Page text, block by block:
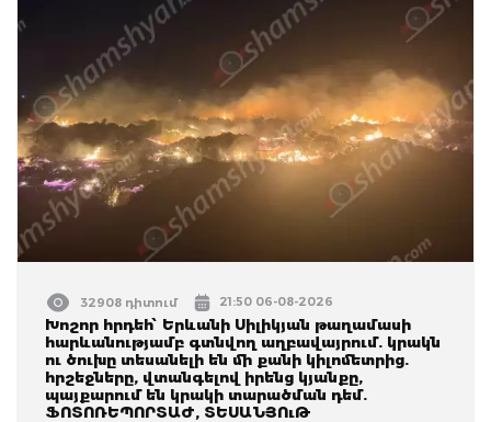
32908 դիտում 21:50 06-08-2026
Խոշոր հրդեհ՝ Երևանի Սիլիկյան թաղամասի
հարևանությամբ գտնվող աղբավայրում. կրակն
ու ծուխը տեսանելի են մի քանի կիլոմետրից.
հրշեջները, վտանգելով իրենց կյանքը,
պայքարում են կրակի տարածման դեմ.
ՖՈՏՈՌԵՊՈՐՏԱԺ, ՏԵՍԱՆՅՈւԹ